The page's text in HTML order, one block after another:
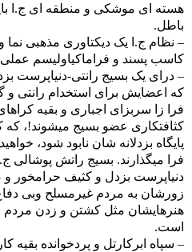
هسته ای موشکی و منطقه ای ج.ا
باطل.
– نظام ج.ا یک دیکتاوری مذهبی نما
کاسب پسند و فراماکیاولیسم عملی
– درای یک بسیج رانتی-دنیاپرست
که اعضایش برای استخدام رانتی و
فرا زا سربزای اجباری و بقیه
کثافتکاری عضو بسیج میشوند!، که
پایگاه بزدلانه شان نابود شود،
فرا میگذارند. بسیج راتش پوشالی
دنیاپرست بزدل و کثیف
زورشان به مردم غیرمسلح وبی
هنرهایشان مثل کشتن و زدن مردم
است.
– سپاه ابرکارتل و پردخوانده بقیه